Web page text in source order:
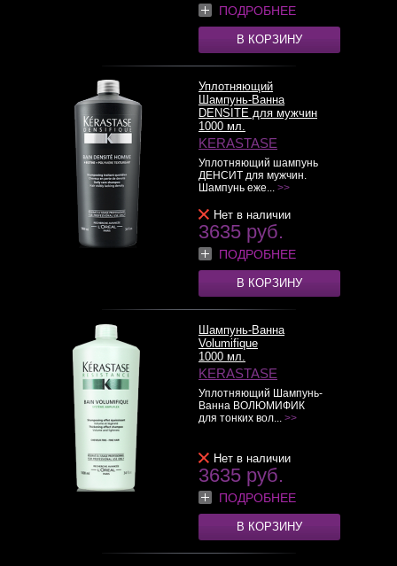
ПОДРОБНЕЕ
В КОРЗИНУ
Уплотняющий
Шампунь-Ванна
DENSITE для мужчин
1000 мл.
KERASTASE
Уплотняющий шампунь
ДЕНСИТ для мужчин.
Шампунь еже... >>
Нет в наличии
3635 руб.
ПОДРОБНЕЕ
В КОРЗИНУ
Шампунь-Ванна
Volumifique
1000 мл.
KERASTASE
Уплотняющий Шампунь-
Ванна ВОЛЮМИФИК
для тонких вол... >>
Нет в наличии
3635 руб.
ПОДРОБНЕЕ
В КОРЗИНУ